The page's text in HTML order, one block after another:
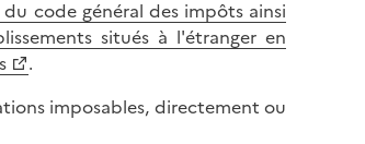
code général des impôts ainsi
situés à l'étranger en
.
imposables, directement ou